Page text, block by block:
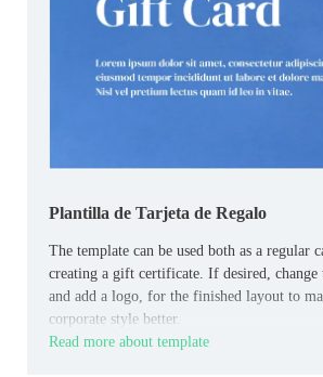
Plantilla de Tarjeta de Regalo
The template can be used both as a regular
creating a gift certificate. If desired, change
and add a logo, for the finished layout to
corporate style better.
Read more about template